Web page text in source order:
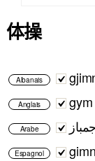
体操
Albanais
Anglais gym
Arabe جمباز
Espagnol